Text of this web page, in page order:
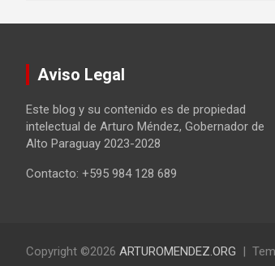
Aviso Legal
Este blog y su contenido es de propiedad
intelectual de Arturo Méndez, Gobernador de
Alto Paraguay 2023-2028
Contacto: +595 984 128 689
Copyright ©2026 ARTUROMENDEZ.ORG